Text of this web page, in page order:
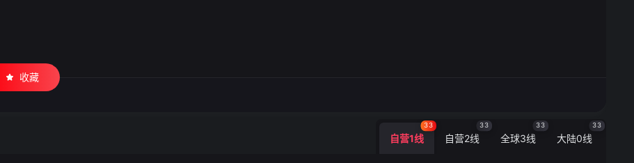
收藏
自营1线
33
自营2线
33
全球3线
33
大陆0线
33